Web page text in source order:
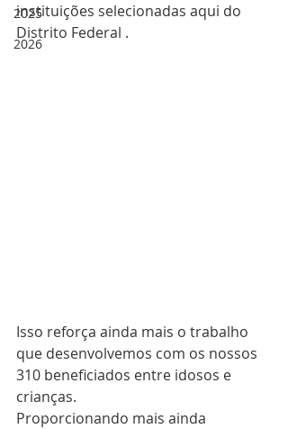
2025
2026
instituições selecionadas aqui do
Distrito Federal .
Isso reforça ainda mais o trabalho
que desenvolvemos com os nossos
310 beneficiados entre idosos e
crianças.
Proporcionando mais ainda